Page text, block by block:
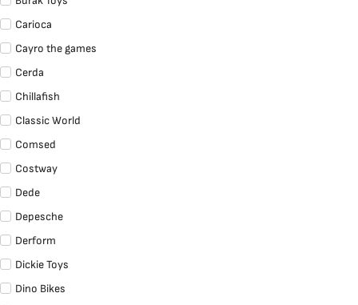
Carioca
Cayro the games
Cerda
Chillafish
Classic World
Comsed
Costway
Dede
Depesche
Derform
Dickie Toys
Dino Bikes